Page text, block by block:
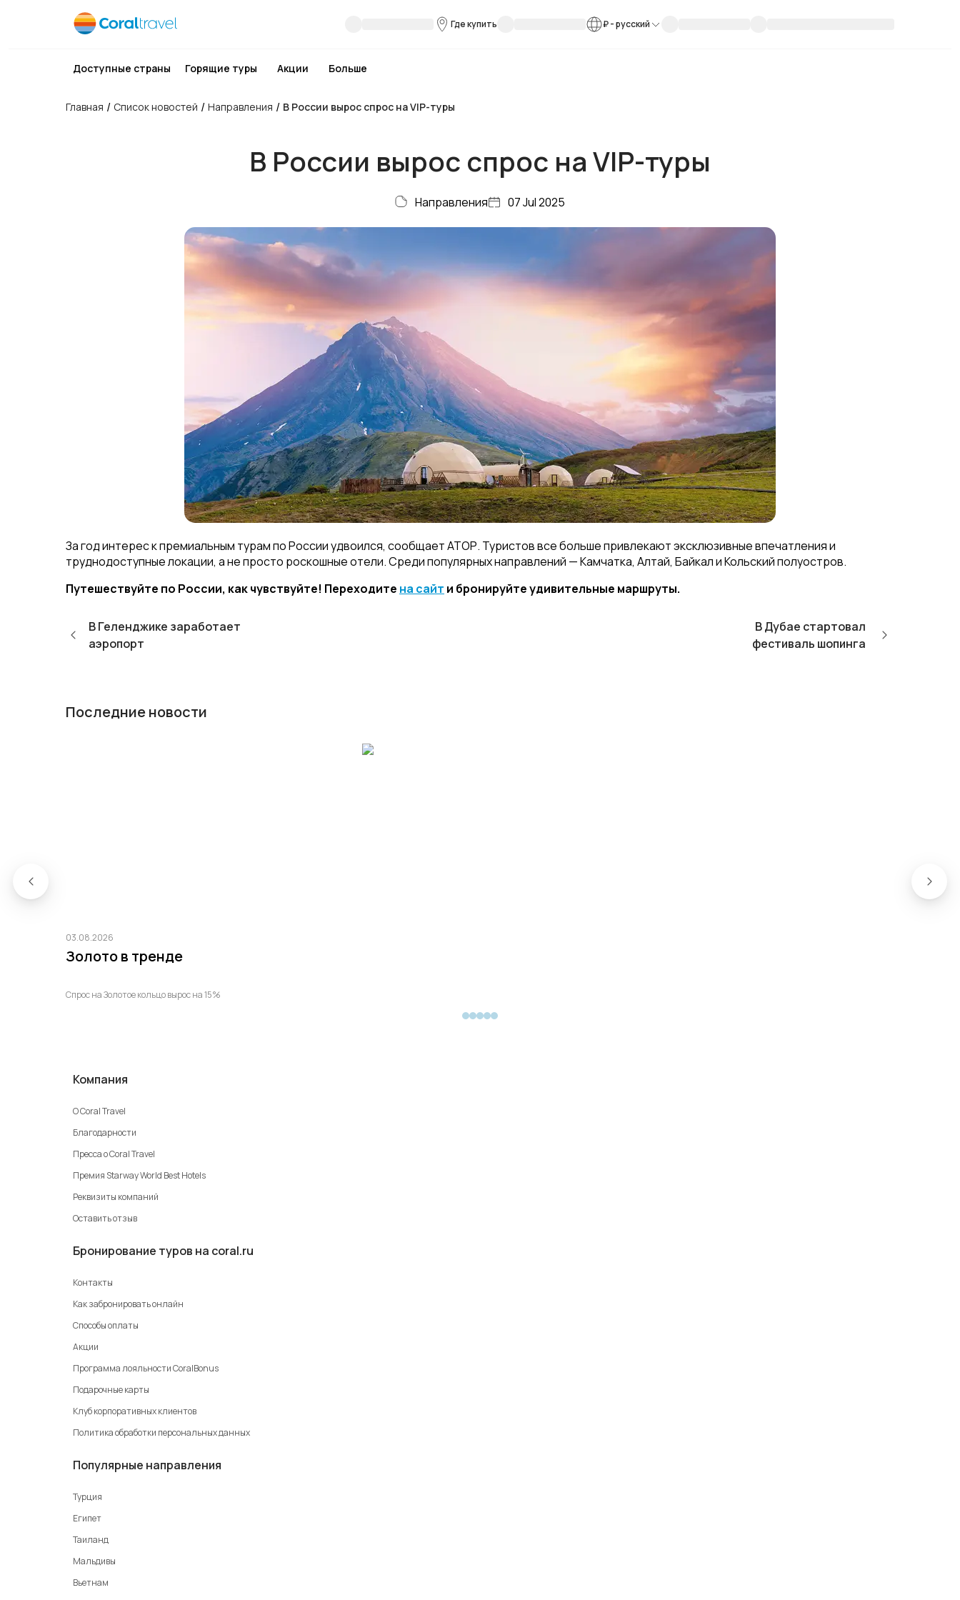
Где купить ₽-русский
Доступные страны Горящие туры Акции Больше
Главная / Список новостей / Направления / В России вырос спрос на VIP-туры
В России вырос спрос на VIP-туры
Направления 07 Jul 2025
За год интерес к премиальным турам по России удвоился, сообщает АТОР. Туристов все больше привлекают эксклюзивные впечатления и
труднодоступные локации, а не просто роскошные отели. Среди популярных направлений — Камчатка, Алтай, Байкал и Кольский полуостров.
Путешествуйте по России, как чувствуйте! Переходите на сайт и бронируйте удивительные маршруты.
В Геленджике заработает
аэропорт
В Дубае стартовал
фестиваль шопинга
Последние новости
03.08.2026
Золото в тренде
Спрос на Золотое кольцо вырос на 15%
Компания
О Coral Travel
Благодарности
Пресса о Coral Travel
Премия Starway World Best Hotels
Реквизиты компаний
Оставить отзыв
Бронирование туров на coral.ru
Контакты
Как забронировать онлайн
Способы оплаты
Акции
Программа лояльности CoralBonus
Подарочные карты
Клуб корпоративных клиентов
Политика обработки персональных данных
Популярные направления
Турция
Египет
Таиланд
Мальдивы
Вьетнам